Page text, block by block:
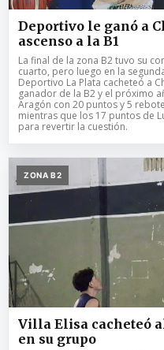
Deportivo le ganó a
ascenso a la B1
La final de la zona B2 tuvo su
cuarto, pero luego en la
Deportivo La Plata cacheteó a
ganador de la B2 y el próximo
Aragón con 20 puntos y 5
mientras que los 17 puntos de
para revertir la cuestión.
ZONA B2
Villa Elisa cacheteó
en su grupo